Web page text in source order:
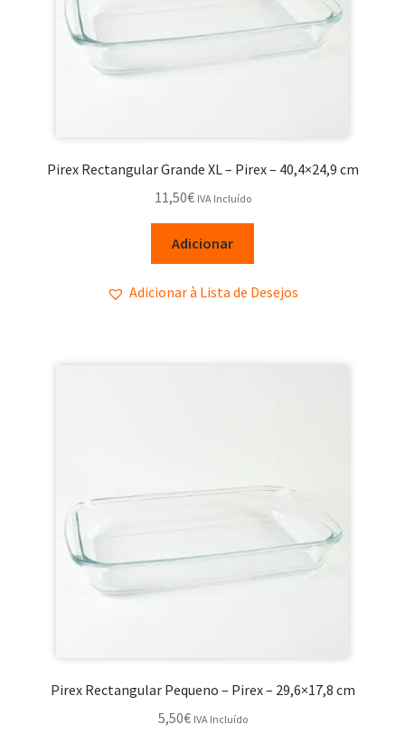
Pirex Rectangular Grande XL – Pirex – 40,4×24,9 cm
11,50€ IVA Incluído
Adicionar
Adicionar à Lista de Desejos
Pirex Rectangular Pequeno – Pirex – 29,6×17,8 cm
5,50€ IVA Incluído